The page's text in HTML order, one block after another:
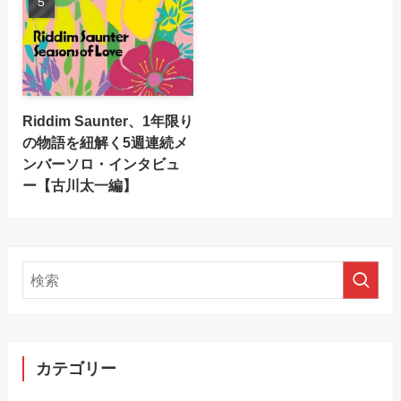
Riddim Saunter、1年限り
の物語を紐解く5週連続メ
ンバーソロ・インタビュ
ー【古川太一編】
カテゴリー